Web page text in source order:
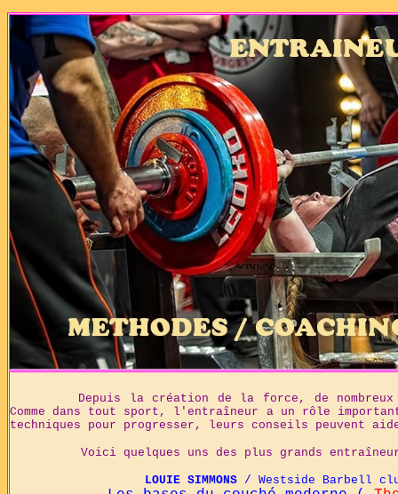
Depuis la création de la force, de nombreux
Comme dans tout sport, l'entraîneur a un rôle
techniques pour progresser, leurs conseils peuvent
Voici quelques uns des plus grands entraîneurs
LOUIE SIMMONS / Westside Barbell